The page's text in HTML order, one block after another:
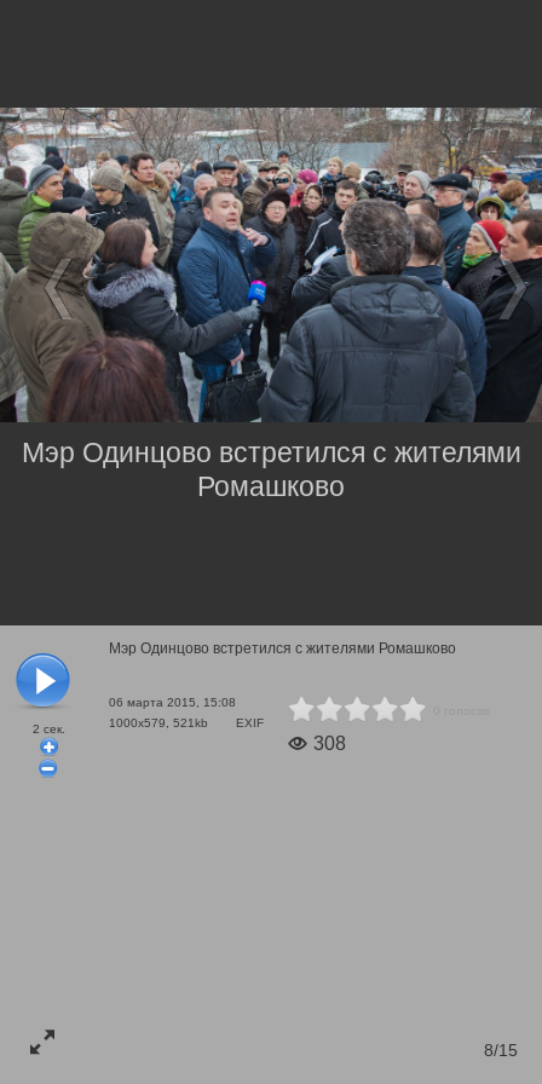
2 сек.
Мэр Одинцово встретился с жителями Ромашково
06 марта 2015, 15:08
1000x579, 521kb
EXIF
308
8/15
Мэр Одинцово встретился с жителями
Ромашково